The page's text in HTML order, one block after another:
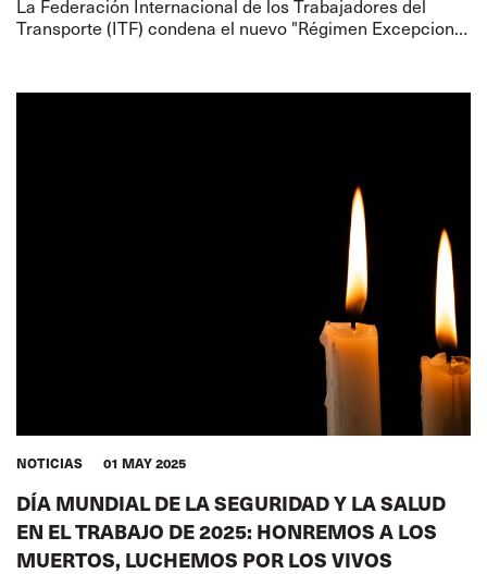
La Federación Internacional de los Trabajadores del
Transporte (ITF) condena el nuevo "Régimen Excepcional
NOTICIAS 01 MAY 2025
DÍA MUNDIAL DE LA SEGURIDAD Y LA SALUD
EN EL TRABAJO DE 2025: HONREMOS A LOS
MUERTOS, LUCHEMOS POR LOS VIVOS